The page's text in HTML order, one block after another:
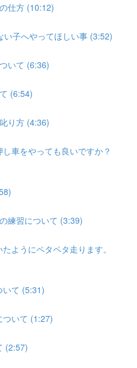
仕方 (10:12)
子へやってほしい事 (3:52)
いて (6:36)
(6:54)
り方 (4:36)
車をやっても良いですか？
練習について (3:39)
ようにペタペタ走ります。
いて (5:31)
ついて (1:27)
(2:57)